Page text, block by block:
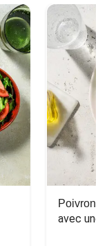
Poivron
avec une